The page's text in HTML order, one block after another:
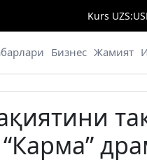
Kurs UZS:
Бизнес Жамият